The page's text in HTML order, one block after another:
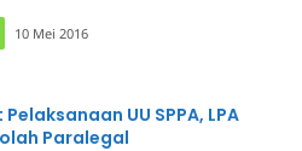
10 Mei 2016
UU SPPA, LPA
Paralegal